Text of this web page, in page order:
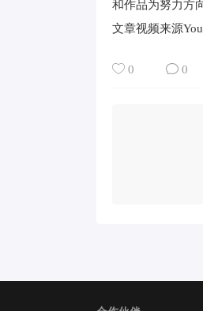
和作品为努力方
文章视频来源
0 0